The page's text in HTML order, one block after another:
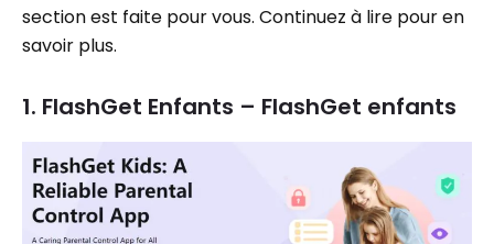
section est faite pour vous. Continuez à lire pour en
savoir plus.
1. FlashGet Enfants – FlashGet enfants